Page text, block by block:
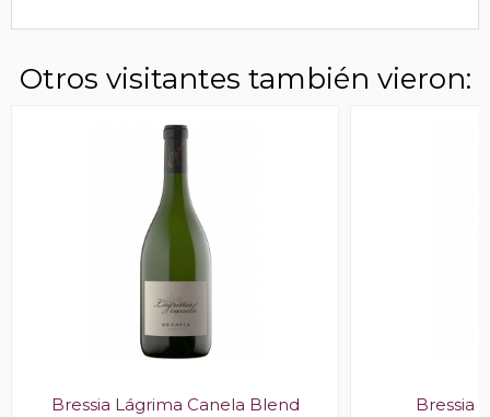
Otros visitantes también vieron:
Bressia Lágrima Canela Blend Bressia